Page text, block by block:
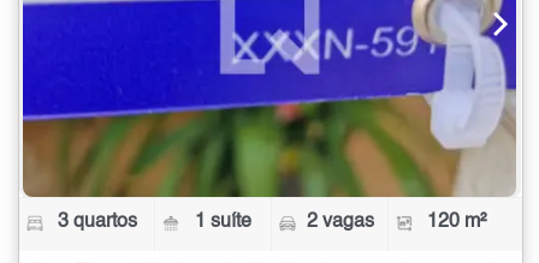
3 quartos 1 suíte 2 vagas 120 m²